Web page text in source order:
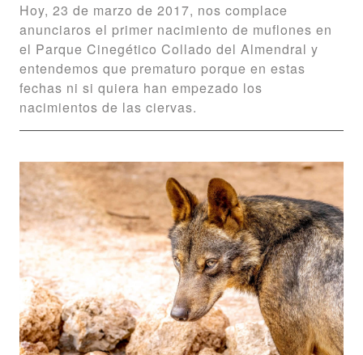
Hoy, 23 de marzo de 2017, nos complace
anunciaros el primer nacimiento de muflones en
el Parque Cinegético Collado del Almendral y
entendemos que prematuro porque en estas
fechas ni si quiera han empezado los
nacimientos de las ciervas.